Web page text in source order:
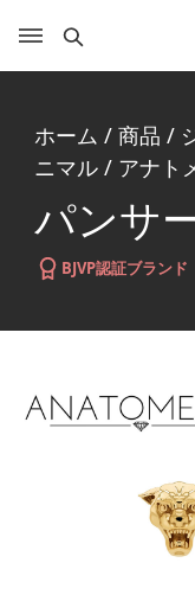
ホーム / 商品 /
ニマル/ アナト
パンサ
BJVP認証ブランド